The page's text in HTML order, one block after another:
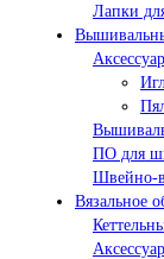
Лапки
ПО для
Швейно-
Вязальное